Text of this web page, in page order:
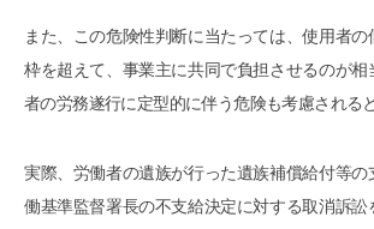
また、この危険性判断に当たっては、使用者
枠を超えて、事業主に共同で負担させるのが相
者の労務遂行に定型的に伴う危険も考慮される
実際、労働者の遺族が行った遺族補償給付等の
働基準監督署長の不支給決定に対する取消訴訟